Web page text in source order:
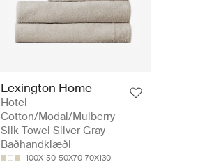
Lexington Home
Hotel
Cotton/Modal/Mulberry
Silk Towel Silver Gray -
Baðhandklæði
100X150 50X70 70X130